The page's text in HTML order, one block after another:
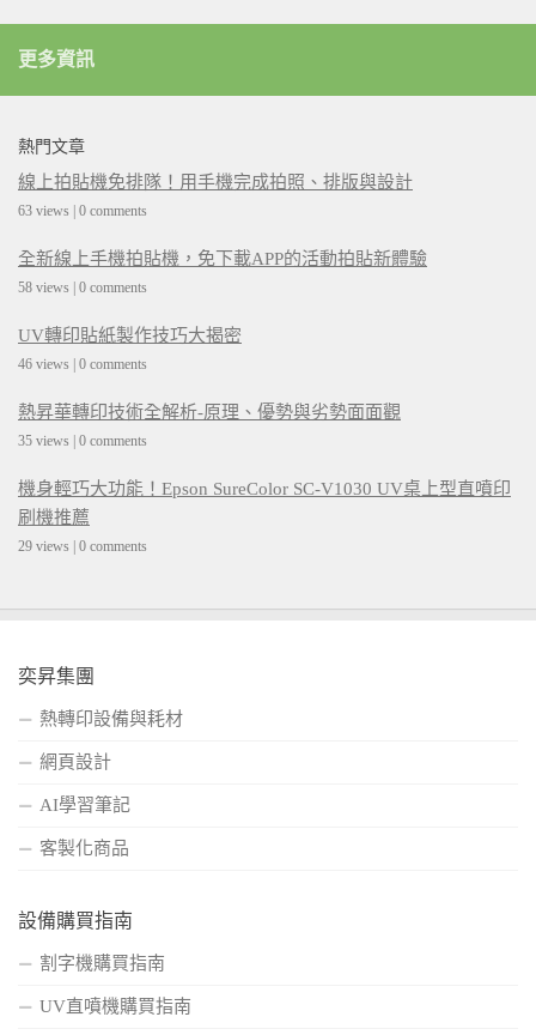
更多資訊
熱門文章
線上拍貼機免排隊！用手機完成拍照、排版與設計
63 views | 0 comments
全新線上手機拍貼機，免下載APP的活動拍貼新體驗
58 views | 0 comments
UV轉印貼紙製作技巧大揭密
46 views | 0 comments
熱昇華轉印技術全解析-原理、優勢與劣勢面面觀
35 views | 0 comments
機身輕巧大功能！Epson SureColor SC-V1030 UV桌上型直噴印
刷機推薦
29 views | 0 comments
奕昇集團
熱轉印設備與耗材
網頁設計
AI學習筆記
客製化商品
設備購買指南
割字機購買指南
UV直噴機購買指南